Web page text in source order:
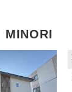
MINORI